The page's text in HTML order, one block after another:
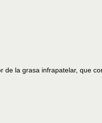
la grasa infrapatelar, que